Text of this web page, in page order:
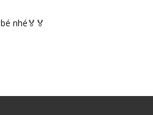
nhé🏅 🏅